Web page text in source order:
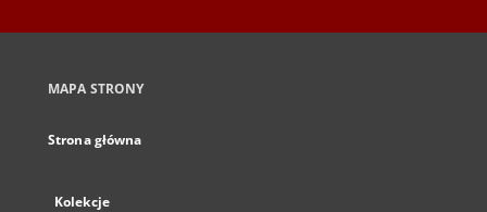
MAPA STRONY
Strona główna
Kolekcje